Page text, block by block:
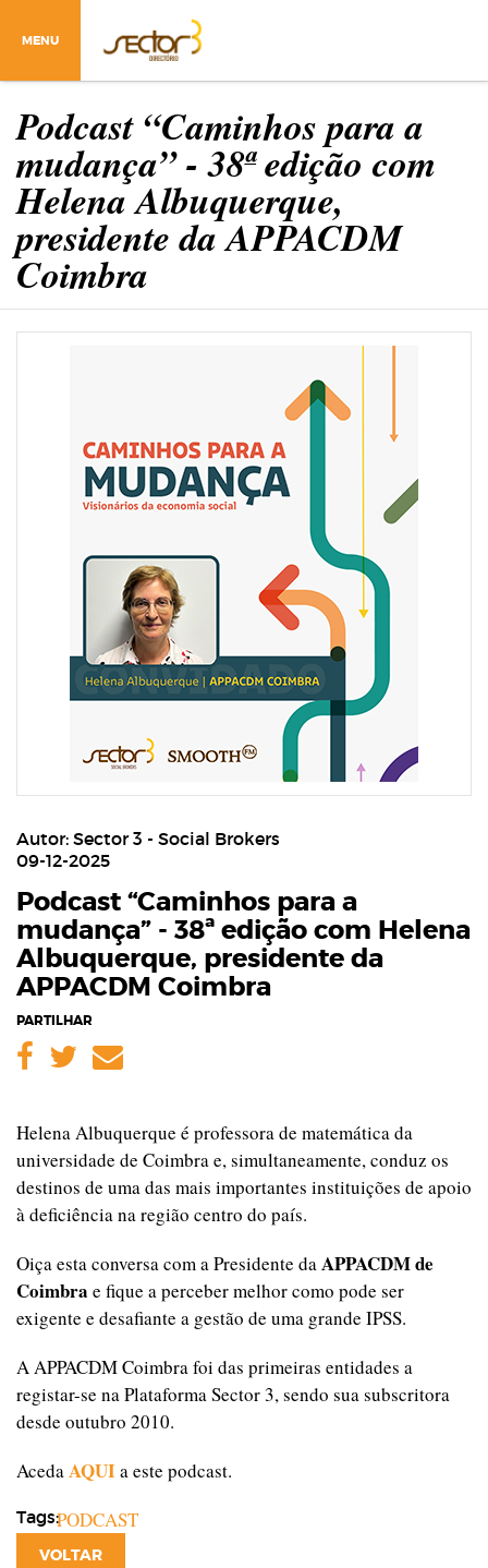
MENU
Podcast “Caminhos para a
mudança” - 38ª edição com
Helena Albuquerque,
presidente da APPACDM
Coimbra
Autor: Sector 3 - Social Brokers
09-12-2025
Podcast “Caminhos para a
mudança” - 38ª edição com Helena
Albuquerque, presidente da
APPACDM Coimbra
PARTILHAR
Facebook
Twitter
Email
Helena Albuquerque é professora de matemática da
universidade de Coimbra e, simultaneamente, conduz os
destinos de uma das mais importantes instituições de apoio
à deficiência na região centro do país.
Oiça esta conversa com a Presidente daAPPACDM de
Coimbra e fique a perceber melhor como pode ser
exigente e desafiante a gestão de uma grande IPSS.
A APPACDM Coimbra foi das primeiras entidades a
registar-se na Plataforma Sector 3, sendo sua subscritora
desde outubro 2010.
AcedaAQUIa este podcast.
Tags:PODCAST
VOLTAR